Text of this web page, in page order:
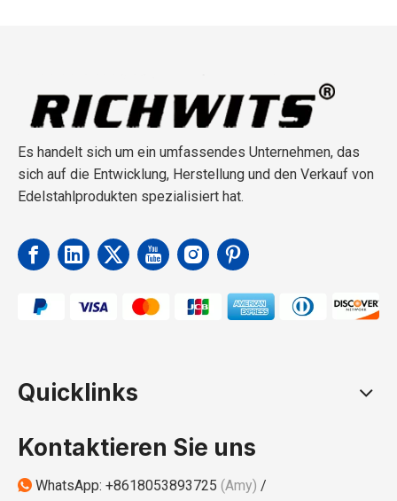
Es handelt sich um ein umfassendes Unternehmen, das
sich auf die Entwicklung, Herstellung und den Verkauf von
Edelstahlprodukten spezialisiert hat.
Quicklinks
Kontaktieren Sie uns
 WhatsApp: +8618053893725 (Amy) /